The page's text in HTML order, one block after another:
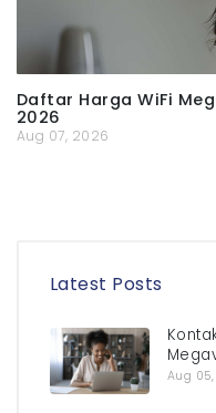
Daftar Harga WiFi
2026
Aug 07, 2026
Latest Posts
Aug